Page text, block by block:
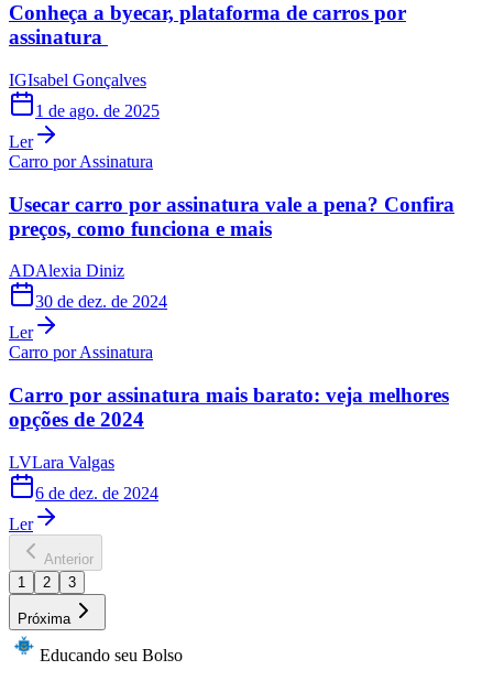
Conheça a byecar, plataforma de carros por
assinatura
IGIsabel Gonçalves
1 de ago. de 2025
Ler
Carro por Assinatura
Usecar carro por assinatura vale a pena? Confira
preços, como funciona e mais
ADAlexia Diniz
30 de dez. de 2024
Ler
Carro por Assinatura
Carro por assinatura mais barato: veja melhores
opções de 2024
LVLara Valgas
6 de dez. de 2024
Ler
Anterior
1
2 3
Próxima
Educando seu Bolso